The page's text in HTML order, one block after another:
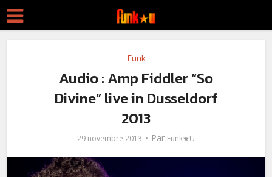
Funk
Audio : Amp Fiddler “So
Divine” live in Dusseldorf
2013
29 novembre 2013 Par Funk★U